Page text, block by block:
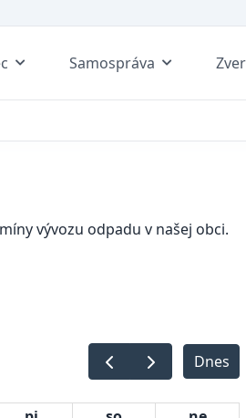
Samospráva
vývozu odpadu v našej obci.
Dnes